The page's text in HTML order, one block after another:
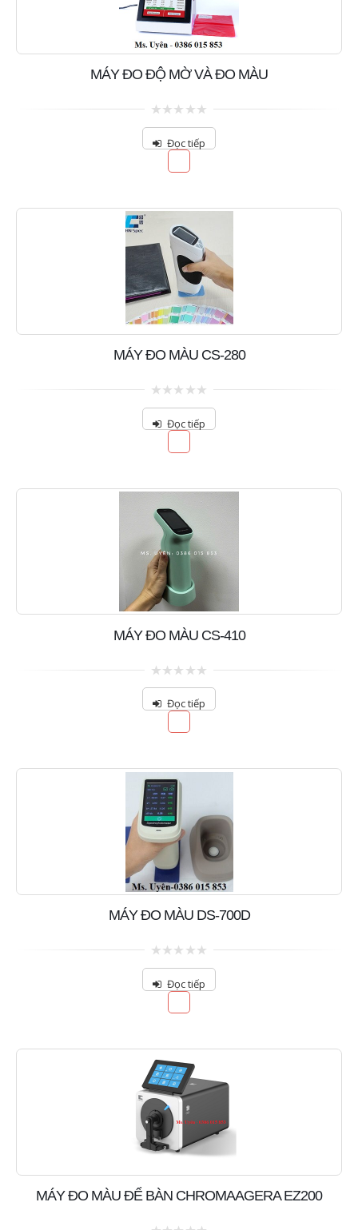
MÁY ĐO ĐỘ MỜ VÀ ĐO MÀU
0
of
Đọc tiếp
MÁY ĐO MÀU CS-280
of
Đọc tiếp
MÁY ĐO MÀU CS-410
0
of
Đọc tiếp
MÁY ĐO MÀU DS-700D
0
of
Đọc tiếp
MÁY ĐO MÀU ĐỂ BÀN CHROMAAGERA EZ200